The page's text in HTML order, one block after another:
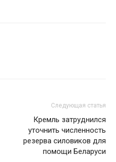
Следующая статья
Кремль затруднился
уточнить численность
резерва силовиков для
помощи Беларуси